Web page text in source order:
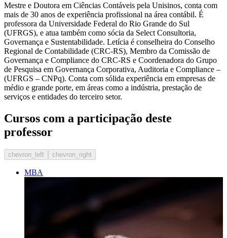
Mestre e Doutora em Ciências Contáveis pela Unisinos, conta com
mais de 30 anos de experiência profissional na área contábil. É
professora da Universidade Federal do Rio Grande do Sul
(UFRGS), e atua também como sócia da Select Consultoria,
Governança e Sustentabilidade. Letícia é conselheira do Conselho
Regional de Contabilidade (CRC-RS), Membro da Comissão de
Governança e Compliance do CRC-RS e Coordenadora do Grupo
de Pesquisa em Governança Corporativa, Auditoria e Compliance –
(UFRGS – CNPq). Conta com sólida experiência em empresas de
médio e grande porte, em áreas como a indústria, prestação de
serviços e entidades do terceiro setor.
Cursos com a participação deste
professor
chevron_left chevron_right
MBA